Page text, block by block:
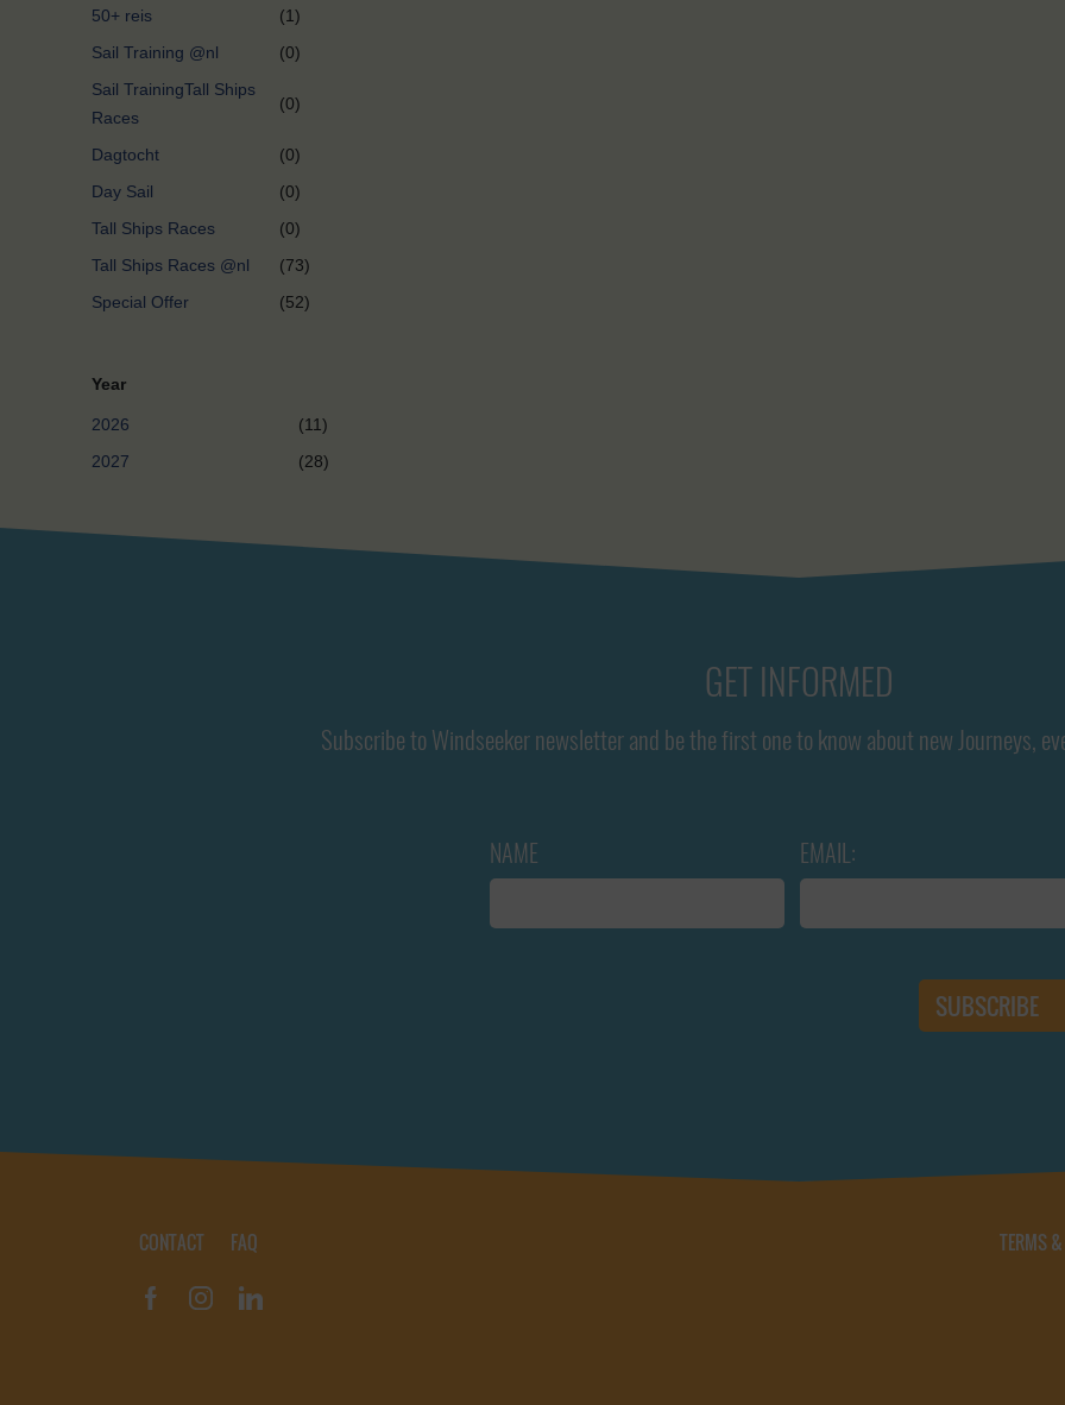
50+ reis
(1)
Sail Training @nl
(0)
Sail TrainingTall Ships
Races
(0)
Dagtocht
(0)
Day Sail
(0)
Tall Ships Races
(0)
Tall Ships Races @nl
(73)
Special Offer
(52)
Year
2026
(11)
2027
(28)
GET INFORMED
Subscribe to Windseeker newsletter and be the first one to know about new Journeys,
NAME EMAIL:
CONTACT FAQ TERMS